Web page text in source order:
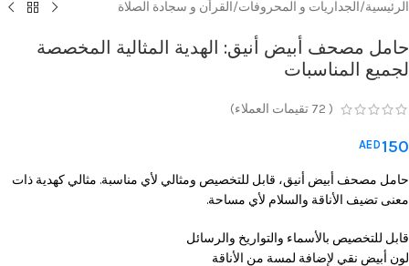
الرئيسية/الجداريات و المحروفات/القرأن و سجادة الصلاة
حامل مصحف أبيض أنيق: الهدية المثالية المخصصة
لجميع المناسبات
(
72 تقيمات العملاء)
AED 150
حامل مصحف أبيض أنيق، قابل للتخصيص ومثالي لأي مناسبة. مثالي كهدية ذات
معنى تضيف الأناقة والسلام لأي مساحة.
قابل للتخصيص بالأسماء والتواريخ والرسائل
لون أبيض نقي لإضافة لمسة من الأناقة